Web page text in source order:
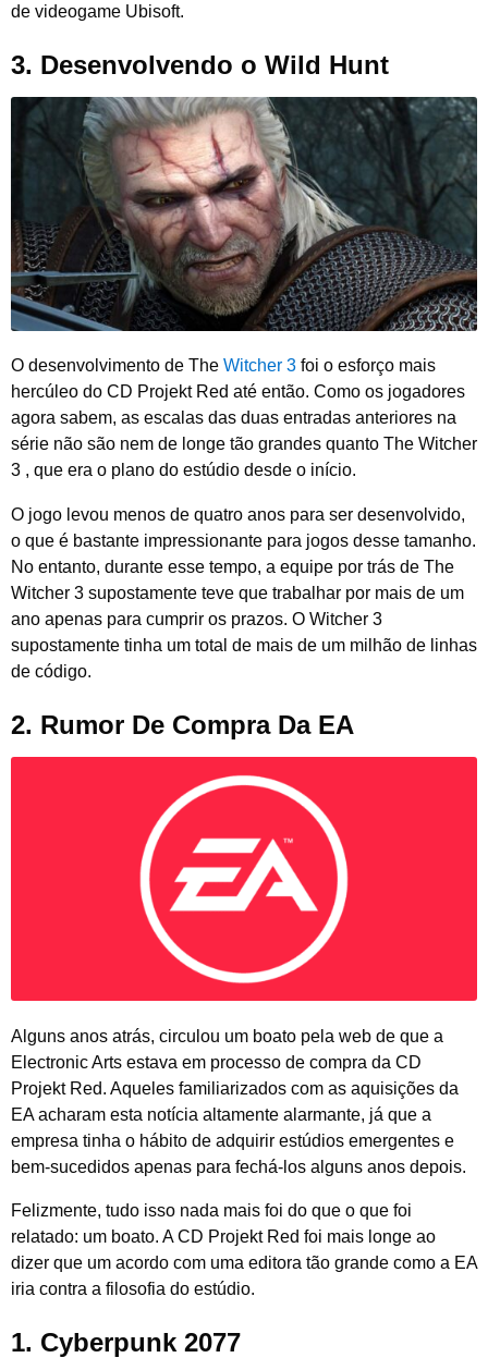
de videogame Ubisoft.
3. Desenvolvendo o Wild Hunt
O desenvolvimento de The Witcher 3 foi o esforço mais
hercúleo do CD Projekt Red até então. Como os jogadores
agora sabem, as escalas das duas entradas anteriores na
série não são nem de longe tão grandes quanto The Witcher
3 , que era o plano do estúdio desde o início.
O jogo levou menos de quatro anos para ser desenvolvido,
o que é bastante impressionante para jogos desse tamanho.
No entanto, durante esse tempo, a equipe por trás de The
Witcher 3 supostamente teve que trabalhar por mais de um
ano apenas para cumprir os prazos. O Witcher 3
supostamente tinha um total de mais de um milhão de linhas
de código.
2. Rumor De Compra Da EA
Alguns anos atrás, circulou um boato pela web de que a
Electronic Arts estava em processo de compra da CD
Projekt Red. Aqueles familiarizados com as aquisições da
EA acharam esta notícia altamente alarmante, já que a
empresa tinha o hábito de adquirir estúdios emergentes e
bem-sucedidos apenas para fechá-los alguns anos depois.
Felizmente, tudo isso nada mais foi do que o que foi
relatado: um boato. A CD Projekt Red foi mais longe ao
dizer que um acordo com uma editora tão grande como a EA
iria contra a filosofia do estúdio.
1. Cyberpunk 2077